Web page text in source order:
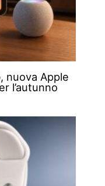
nuova Apple
l’autunno